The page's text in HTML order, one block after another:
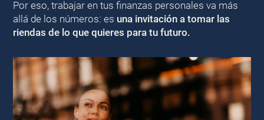
Por eso, trabajar en tus finanzas personales va más
allá de los números: es una invitación a tomar las
riendas de lo que quieres para tu futuro.